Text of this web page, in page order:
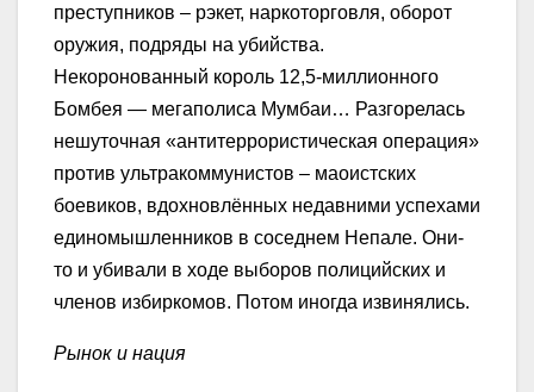
преступников – рэкет, наркоторговля, оборот
оружия, подряды на убийства.
Некоронованный король 12,5-миллионного
Бомбея — мегаполиса Мумбаи… Разгорелась
нешуточная «антитеррористическая операция»
против ультракоммунистов – маоистских
боевиков, вдохновлённых недавними успехами
единомышленников в соседнем Непале. Они-
то и убивали в ходе выборов полицийских и
членов избиркомов. Потом иногда извинялись.
Рынок и нация